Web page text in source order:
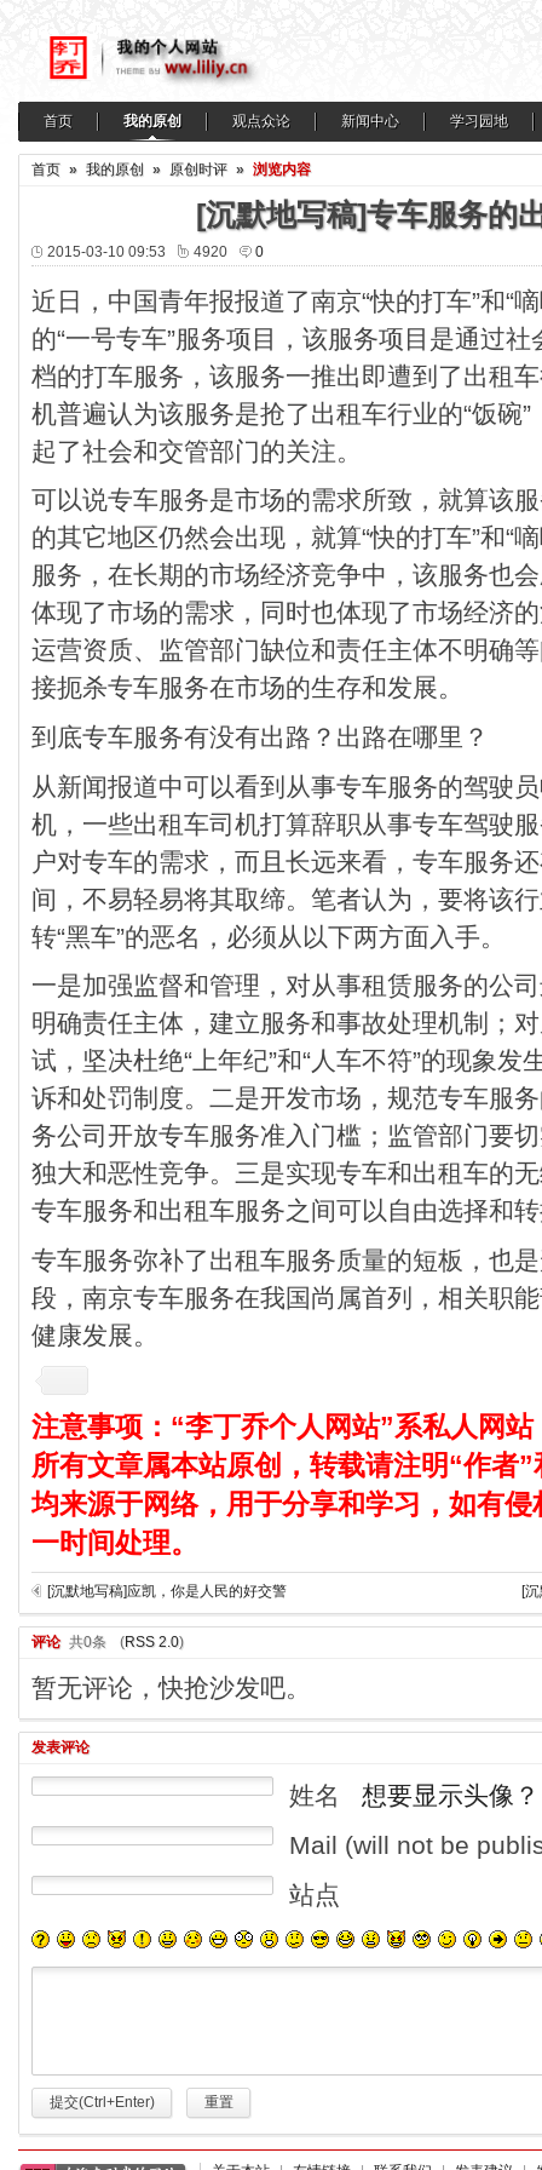
首页 我的原创 观点众论 新闻中心 学习园地
首页 » 我的原创 » 原创时评 » 浏览内容
[沉默地写稿]专车服务的
2015-03-10 09:53 4920 0
近日，中国青年报报道了南京“快的打车”和“
的“一号专车”服务项目，该服务项目是通过
档的打车服务，该服务一推出即遭到了出租
机普遍认为该服务是抢了出租车行业的“饭碗
起了社会和交管部门的关注。
可以说专车服务是市场的需求所致，就算该
的其它地区仍然会出现，就算“快的打车”和“
服务，在长期的市场经济竞争中，该服务也
体现了市场的需求，同时也体现了市场经济
运营资质、监管部门缺位和责任主体不明确
接扼杀专车服务在市场的生存和发展。
到底专车服务有没有出路？出路在哪里？
从新闻报道中可以看到从事专车服务的驾驶
机，一些出租车司机打算辞职从事专车驾驶
户对专车的需求，而且长远来看，专车服务
间，不易轻易将其取缔。笔者认为，要将该
转“黑车”的恶名，必须从以下两方面入手。
一是加强监督和管理，对从事租赁服务的公
明确责任主体，建立服务和事故处理机制；
试，坚决杜绝“上年纪”和“人车不符”的现象
诉和处罚制度。二是开发市场，规范专车服
务公司开放专车服务准入门槛；监管部门要
独大和恶性竞争。三是实现专车和出租车的
专车服务和出租车服务之间可以自由选择和
专车服务弥补了出租车服务质量的短板，也
段，南京专车服务在我国尚属首列，相关职
健康发展。
注意事项：“李丁乔个人网站”系私人网
所有文章属本站原创，转载请注明“作者
均来源于网络，用于分享和学习，如有
一时间处理。
[沉默地写稿]应凯，你是人民的好交警 [
评论 共0条 (RSS 2.0)
暂无评论，快抢沙发吧。
发表评论
姓名
想要显示头像？
Mail (will not be
站点
提交(Ctrl+Enter) 重置